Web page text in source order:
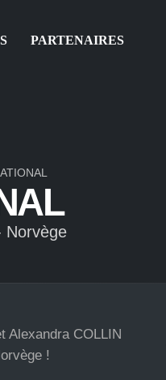
PARTENAIRES
Norvège
Alexandra COLLIN
!